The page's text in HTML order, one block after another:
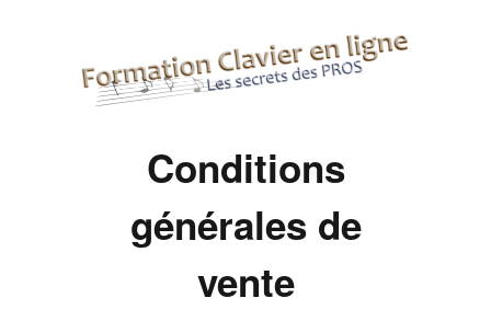
Conditions
générales de
vente